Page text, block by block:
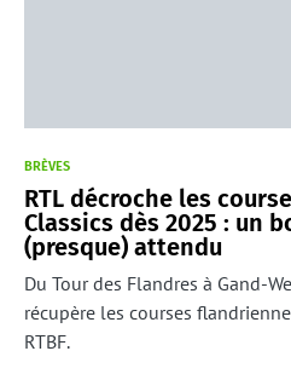
BRÈVES
RTL décroche les
Classics dès 2025 : un
(presque) attendu
Du Tour des Flandres à Gand-
récupère les courses
RTBF.